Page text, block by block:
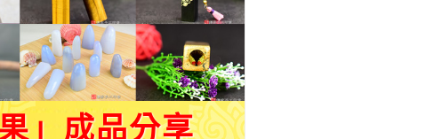
」成品分享